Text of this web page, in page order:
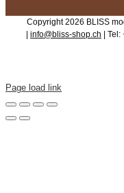
Copyright 2026 BLISS
| info@bliss-shop.ch | Tel:
Page load link